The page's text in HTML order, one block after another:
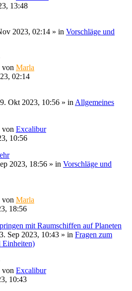
13:48
2023, 02:14 » in Vorschläge und
von Marla
02:14
Okt 2023, 10:56 » in Allgemeines
von Excalibur
10:56
2023, 18:56 » in Vorschläge und
von Marla
18:56
mit Raumschiffen auf Planeten
Sep 2023, 10:43 » in Fragen zum
Einheiten)
von Excalibur
10:43